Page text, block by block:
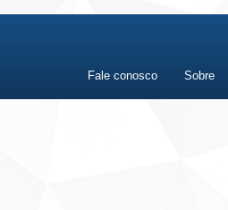
Fale conosco Sobre